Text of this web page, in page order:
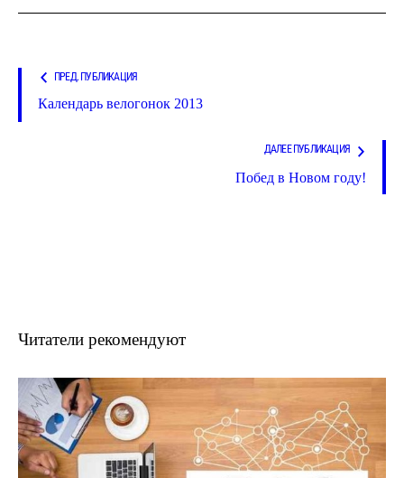
ПРЕД. ПУБЛИКАЦИЯ
Календарь велогонок 2013
ДАЛЕЕ ПУБЛИКАЦИЯ
Побед в Новом году!
Читатели рекомендуют